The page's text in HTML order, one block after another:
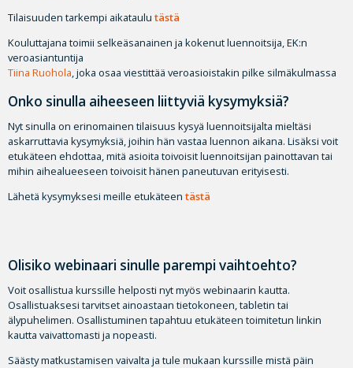
Tilaisuuden tarkempi aikataulu tästä
Kouluttajana toimii selkeäsanainen ja kokenut luennoitsija, EK:n
veroasiantuntija
Tiina Ruohola , joka osaa viestittää veroasioistakin pilke silmäkulmassa
Onko sinulla aiheeseen liittyviä kysymyksiä?
Nyt sinulla on erinomainen tilaisuus kysyä luennoitsijalta mieltäsi
askarruttavia kysymyksiä, joihin hän vastaa luennon aikana. Lisäksi voit
etukäteen ehdottaa, mitä asioita toivoisit luennoitsijan painottavan tai
mihin aihealueeseen toivoisit hänen paneutuvan erityisesti.
Lähetä kysymyksesi meille etukäteen tästä
Olisiko webinaari sinulle parempi vaihtoehto?
Voit osallistua kurssille helposti nyt myös webinaarin kautta.
Osallistuaksesi tarvitset ainoastaan tietokoneen, tabletin tai
älypuhelimen. Osallistuminen tapahtuu etukäteen toimitetun linkin
kautta vaivattomasti ja nopeasti.
Säästy matkustamisen vaivalta ja tule mukaan kurssille mistä päin